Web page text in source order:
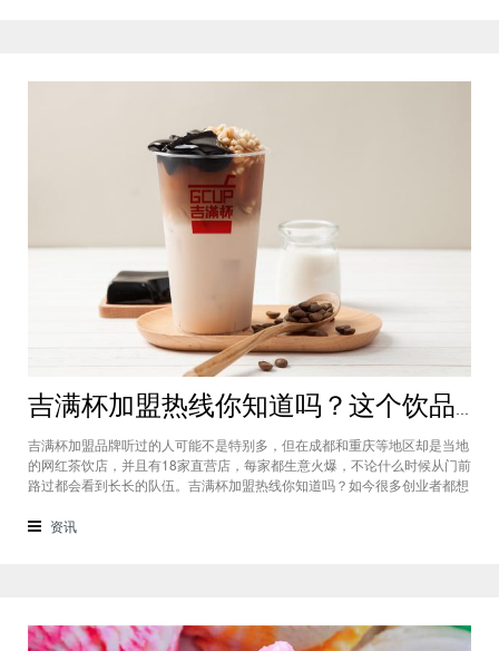
吉满杯加盟热线你知道吗？这个饮品加盟店中的饮品口味如何
吉满杯加盟品牌听过的人可能不是特别多，但在成都和重庆等地区却是当地
的网红茶饮店，并且有18家直营店，每家都生意火爆，不论什么时候从门前
路过都会看到长长的队伍。吉满杯加盟热线你知道吗？如今很多创业者都想
营养健康，还有清新水灵的高颜值，完全符合女性消费者的所有喜好。这个
资讯